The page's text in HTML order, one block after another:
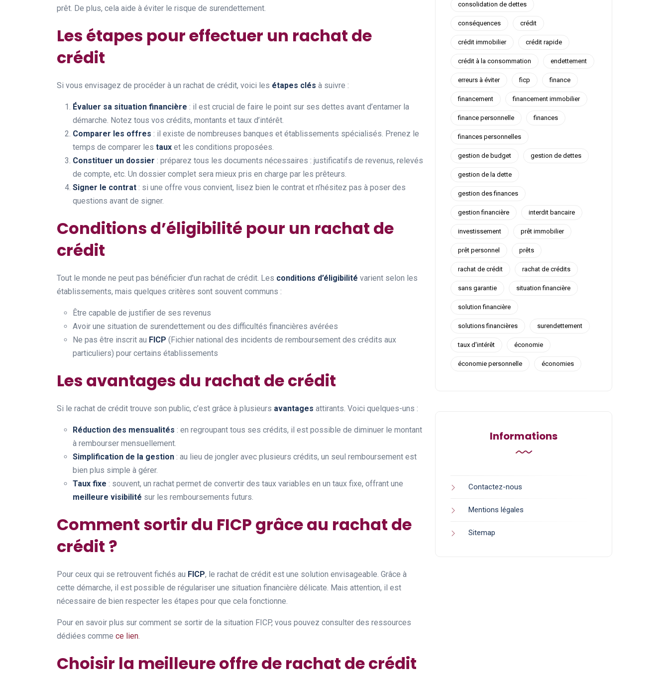
prêt. De plus, cela aide à éviter le risque de surendettement.
Les étapes pour effectuer un rachat de
crédit
Si vous envisagez de procéder à un rachat de crédit, voici les étapes clés à suivre :
Évaluer sa situation financière : il est crucial de faire le point sur ses dettes avant d’entamer la
démarche. Notez tous vos crédits, montants et taux d’intérêt.
Comparer les offres : il existe de nombreuses banques et établissements spécialisés. Prenez le
temps de comparer les taux et les conditions proposées.
Constituer un dossier : préparez tous les documents nécessaires : justificatifs de revenus, relevés
de compte, etc. Un dossier complet sera mieux pris en charge par les prêteurs.
Signer le contrat : si une offre vous convient, lisez bien le contrat et n’hésitez pas à poser des
questions avant de signer.
Conditions d’éligibilité pour un rachat de
crédit
Tout le monde ne peut pas bénéficier d’un rachat de crédit. Les conditions d’éligibilité varient selon les
établissements, mais quelques critères sont souvent communs :
Être capable de justifier de ses revenus
Avoir une situation de surendettement ou des difficultés financières avérées
Ne pas être inscrit au FICP (Fichier national des incidents de remboursement des crédits aux
particuliers) pour certains établissements
Les avantages du rachat de crédit
Si le rachat de crédit trouve son public, c’est grâce à plusieurs avantages attirants. Voici quelques-uns :
Réduction des mensualités : en regroupant tous ses crédits, il est possible de diminuer le montant
à rembourser mensuellement.
Simplification de la gestion : au lieu de jongler avec plusieurs crédits, un seul remboursement est
bien plus simple à gérer.
Taux fixe : souvent, un rachat permet de convertir des taux variables en un taux fixe, offrant une
meilleure visibilité sur les remboursements futurs.
Comment sortir du FICP grâce au rachat de
crédit ?
Pour ceux qui se retrouvent fichés au FICP, le rachat de crédit est une solution envisageable. Grâce à
cette démarche, il est possible de régulariser une situation financière délicate. Mais attention, il est
nécessaire de bien respecter les étapes pour que cela fonctionne.
Pour en savoir plus sur comment se sortir de la situation FICP, vous pouvez consulter des ressources
dédiées comme ce lien.
Choisir la meilleure offre de rachat de crédit
consolidation de dettes
conséquences crédit
crédit immobilier crédit rapide
crédit à la consommation endettement
erreurs à éviter ficp finance
financement financement immobilier
finance personnelle finances
finances personnelles
gestion de budget gestion de dettes
gestion de la dette
gestion des finances
gestion financière interdit bancaire
investissement prêt immobilier
prêt personnel prêts
rachat de crédit rachat de crédits
sans garantie situation financière
solution financière
solutions financières surendettement
taux d'intérêt économie
économie personnelle économies
Informations
Contactez-nous
Mentions légales
Sitemap